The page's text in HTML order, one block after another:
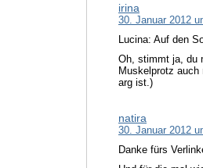
irina
30. Januar 2012
Lucina: Auf den
Oh, stimmt ja, du
Muskelprotz
arg ist.)
natira
30. Januar 2012
Danke fürs